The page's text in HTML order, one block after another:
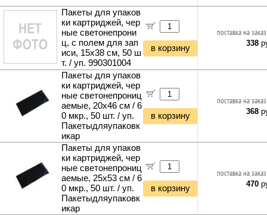
Пакеты для упаков
ки картриджей, чер
ные светонепрони
ц, с полем для зап
иси, 15x38 см, 50 ш
т. / уп. 990301004
в корзину
поставка на
338
Пакеты для упаков
ки картриджей, чер
ные светонепрониц
аемые, 20x46 см / 6
0 мкр., 50 шт. / уп.
Пакетыдляупаковк
икар
в корзину
поставка на
368
Пакеты для упаков
ки картриджей, чер
ные светонепрониц
аемые, 25x53 см / 6
0 мкр., 50 шт. / уп.
Пакетыдляупаковк
икар
в корзину
поставка на
470